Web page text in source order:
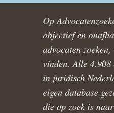
Op
objectief en
advocaten
vinden. Alle 4.908
in juridisch
eigen database
die op zoek is